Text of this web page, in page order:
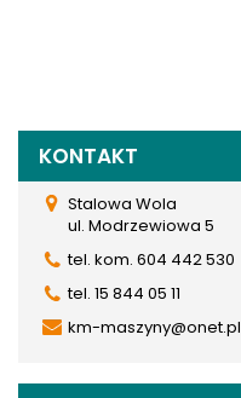
KONTAKT
Stalowa Wola
ul. Modrzewiowa 5
tel. kom. 604 442 530
tel. 15 844 05 11
km-maszyny@onet.pl